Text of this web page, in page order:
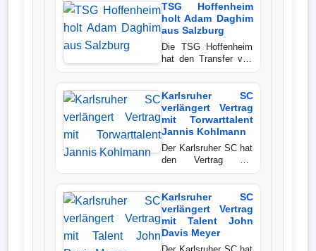
Bundesliga
Bundesliga
Bundesliga
TSG Hoffenheim
holt Adam Daghim
aus Salzburg
Die TSG Hoffenheim
hat den Transfer von
Adam Daghim perfekt
gemacht. Der 20
Jahre alte dänische
Nationalspieler kommt
von Red Bull
Salzburg,
unterschreibt einen
langfristigen Vertrag
und soll der Offensive
verleihen.
Karlsruher SC
verlängert Vertrag
mit Torwarttalent
Jannis Kohlmann
Der Karlsruher SC hat
den Vertrag mit
Nachwuchstorwart
Jannis Kohlmann
langfristig verlängert.
Mit der Entscheidung
unterstreichen die
Badener erneut ihren
Kurs, talentierte
Karlsruher SC
verlängert Vertrag
mit Talent John
Davis Meyer